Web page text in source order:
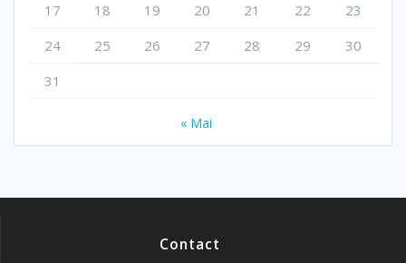
17
18 19 20 21 22
23
24
25 26 27 28 29
30
31
« Mai
Contact